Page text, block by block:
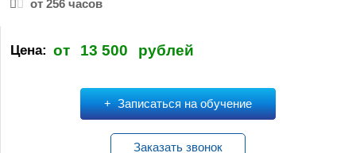
от 256 часов
Цена: от 13 500 рублей
Записаться на обучение
Заказать звонок